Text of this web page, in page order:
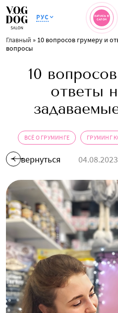
РУС
ЗАПИСЬ В
САЛОН
Главный » 10 вопросов грумеру и
вопросы
10
ответы
ВСЁ О ГРУМИНГЕ ГРУМИНГ
вернуться 04.08.2023